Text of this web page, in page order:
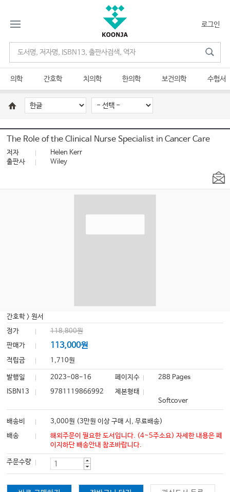
로그인
의학 간호학 치의학 한의학 보건의학 수험서
The Role of the Clinical Nurse Specialist in Cancer Care
저자
Helen Kerr
출판사
Wiley
간호학 >원서
정가
118,800원
판매가
113,000원
적립금 1,710원
발행일 2023-08-16 페이지수
288 Pages
ISBN13
9781119866992
제본형태
Softcover
배송비
3,000원 (3만원 이상 구매 시, 무료배송)
배송
해외주문이 필요한 도서입니다. (4~5주소요) 자세한 내용은 페
이지하단 배송안내 참조바랍니다.
주문수량